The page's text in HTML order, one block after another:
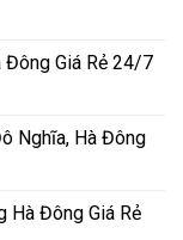
Đông Giá Rẻ 24/7
Nghĩa, Hà Đông
Hà Đông Giá Rẻ